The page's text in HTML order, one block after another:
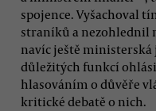
spojence. Vyšachoval
straníků a nezohlednil
navíc ještě ministerská
důležitých funkcí
hlasováním o důvěře
kritické debatě o nich.